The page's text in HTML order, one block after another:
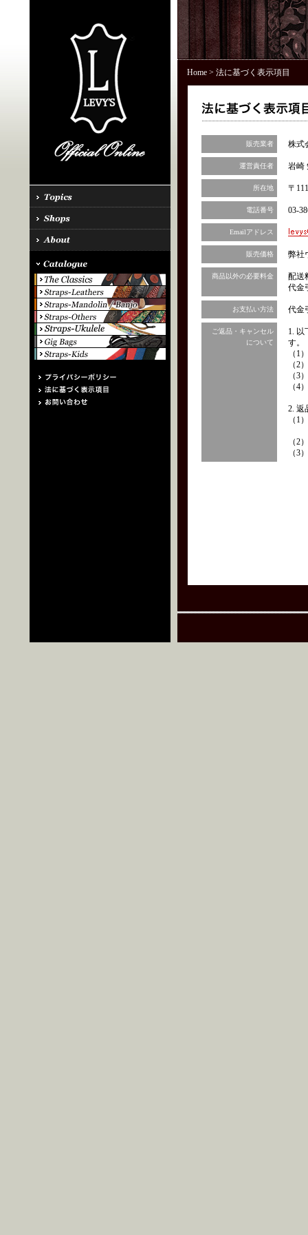
Home> 法に基づく表示項目
販売業者 株式
運営責任者 岩崎
所在地 〒
電話番号 03-
Emailアドレス
販売価格 弊社
商品以外の必要料金
配送
代金
お支払い方法 代金
ご返品・キャンセル
について
1. 以
す。
（1
（2
（3
（4
2. 返
（1）
（2
（3